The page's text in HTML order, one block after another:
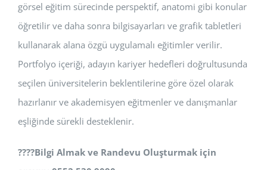
görsel eğitim sürecinde perspektif, anatomi gibi konular
öğretilir ve daha sonra bilgisayarları ve grafik tabletleri
kullanarak alana özgü uygulamalı eğitimler verilir.
Portfolyo içeriği, adayın kariyer hedefleri doğrultusunda
seçilen üniversitelerin beklentilerine göre özel olarak
hazırlanır ve akademisyen eğitmenler ve danışmanlar
eşliğinde sürekli desteklenir.
????Bilgi Almak ve Randevu Oluşturmak için